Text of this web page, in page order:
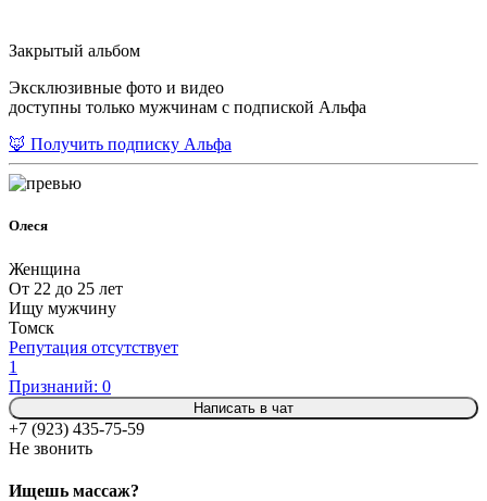
Закрытый альбом
Эксклюзивные фото и видео
доступны только мужчинам с подпиской Альфа
🦊 Получить подписку Альфа
Олеся
Женщина
От 22 до 25 лет
Ищу мужчину
Томск
Репутация отсутствует
1
Признаний: 0
Написать в чат
+7 (923) 435-75-59
Не звонить
Ищешь массаж?